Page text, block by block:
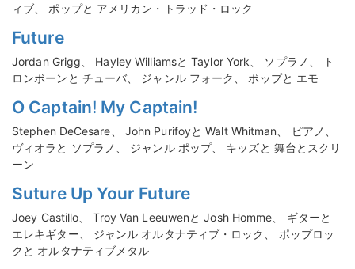
ィブ、 ポップと アメリカン・トラッド・ロック
Future
Jordan Grigg、 Hayley Williamsと Taylor York、 ソプラノ、 ト
ロンボーンと チューバ、 ジャンル フォーク、 ポップと エモ
O Captain! My Captain!
Stephen DeCesare、 John Purifoyと Walt Whitman、 ピアノ、
ヴィオラと ソプラノ、 ジャンル ポップ、 キッズと 舞台とスクリ
ーン
Suture Up Your Future
Joey Castillo、 Troy Van Leeuwenと Josh Homme、 ギターと
エレキギター、 ジャンル オルタナティブ・ロック、 ポップロッ
クと オルタナティブメタル